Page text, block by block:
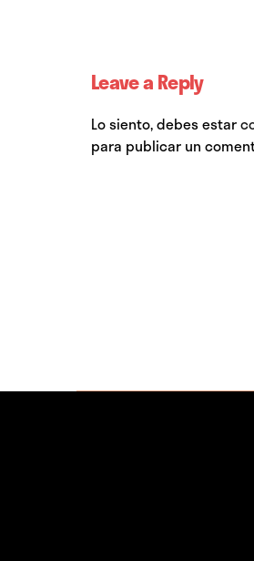
Leave a Reply
Lo siento, debes estar
para publicar un